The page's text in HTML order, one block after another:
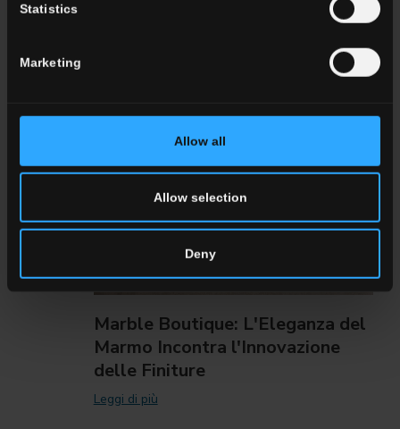
Statistics
Marketing
Allow all
Allow selection
Deny
NEWS / EVENTI
Marble Boutique: L'Eleganza del
Marmo Incontra l'Innovazione
delle Finiture
Leggi di più